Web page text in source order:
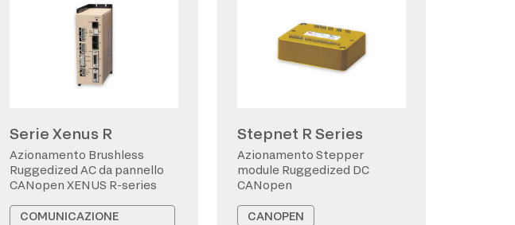
Serie Xenus R
Azionamento Brushless
Ruggedized AC da pannello
CANopen XENUS R-series
COMUNICAZIONE
Stepnet R Series
Azionamento Stepper
module Ruggedized DC
CANopen
CANOPEN